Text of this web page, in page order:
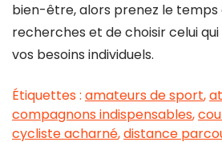
bien-être, alors prenez le temps
recherches et de choisir celui
vos besoins individuels.
Étiquettes : amateurs de sport,
compagnons indispensables,
cycliste acharné,distance